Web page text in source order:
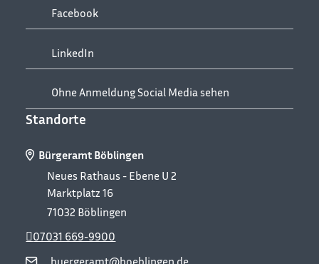
Facebook
LinkedIn
Ohne Anmeldung Social Media sehen
Standorte
Bürgeramt Böblingen
Neues Rathaus - Ebene U 2
Marktplatz 16
71032 Böblingen
buergeramt@boeblingen.de
07031 669-9900